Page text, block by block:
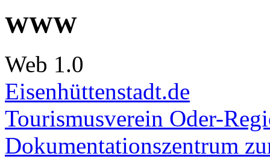
WWW
Web 1.0
Eisenhüttenstadt.de
Tourismusverein Oder-
Dokumentationszentrum